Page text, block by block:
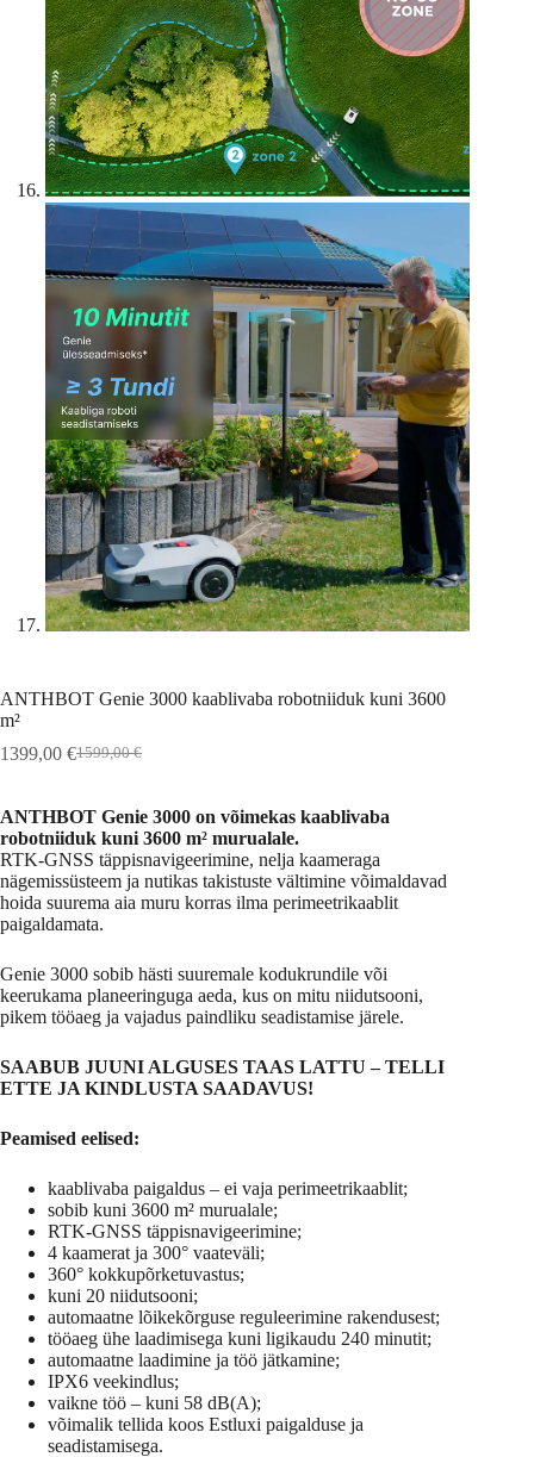
ANTHBOT Genie 3000 kaablivaba robotniiduk kuni 3600
m²
1599,00€
Algne
1599,00 €.
1399,00 €Praegune
1399,00 €.
ANTHBOT Genie 3000 on võimekas kaablivaba
robotniiduk kuni 3600 m² murualale.
RTK-GNSS täppisnavigeerimine, nelja kaameraga
nägemissüsteem ja nutikas takistuste vältimine võimaldavad
hoida suurema aia muru korras ilma perimeetrikaablit
paigaldamata.
Genie 3000 sobib hästi suuremale kodukrundile või
keerukama planeeringuga aeda, kus on mitu niidutsooni,
pikem tööaeg ja vajadus paindliku seadistamise järele.
SAABUB JUUNI ALGUSES TAAS LATTU – TELLI
ETTE JA KINDLUSTA SAADAVUS!
Peamised eelised:
kaablivaba paigaldus – ei vaja perimeetrikaablit;
sobib kuni 3600 m² murualale;
RTK-GNSS täppisnavigeerimine;
4 kaamerat ja 300° vaateväli;
360° kokkupõrketuvastus;
kuni 20 niidutsooni;
automaatne lõikekõrguse reguleerimine rakendusest;
tööaeg ühe laadimisega kuni ligikaudu 240 minutit;
automaatne laadimine ja töö jätkamine;
IPX6 veekindlus;
vaikne töö – kuni 58 dB(A);
võimalik tellida koos Estluxi paigalduse ja
seadistamisega.